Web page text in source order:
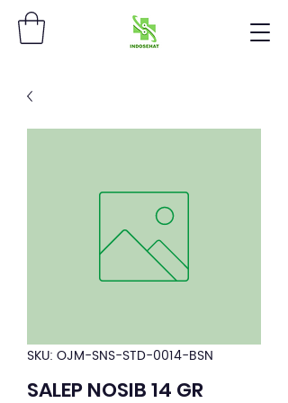
SKU: OJM-SNS-STD-0014-BSN
SALEP NOSIB 14 GR